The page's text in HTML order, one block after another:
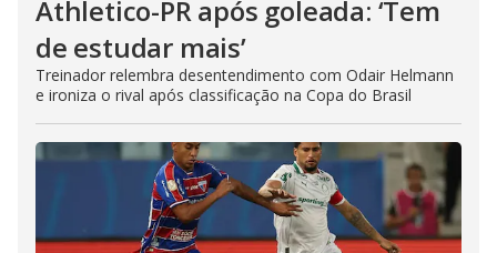
Athletico-PR após goleada: ‘Tem
de estudar mais’
Treinador relembra desentendimento com Odair Helmann
e ironiza o rival após classificação na Copa do Brasil